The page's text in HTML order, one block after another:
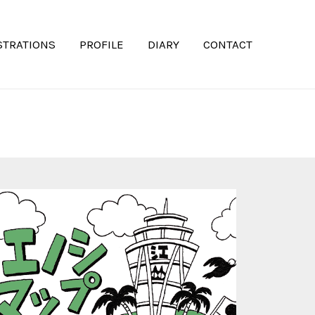
PROFILE DIARY CONTACT